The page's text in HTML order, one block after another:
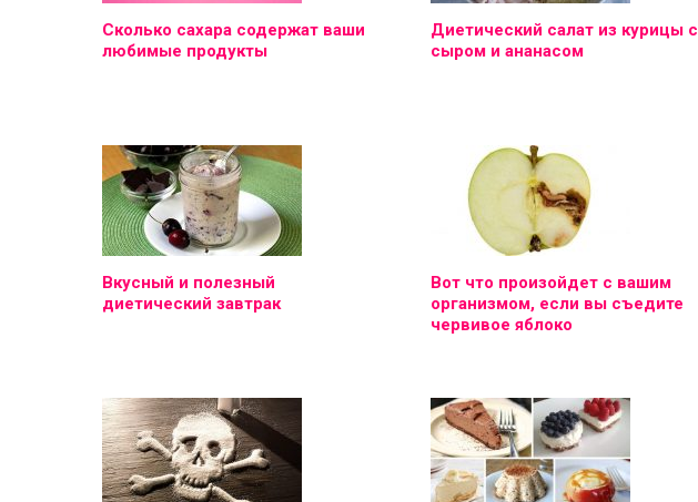
Сколько сахара содержат ваши
любимые продукты
Диетический салат из курицы с
сыром и ананасом
Вкусный и полезный
диетический завтрак
Вот что произойдет с вашим
организмом, если вы съедите
червивое яблоко